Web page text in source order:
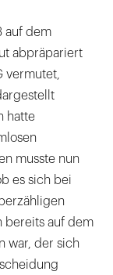
auf dem
abpräpariert
vermutet,
hatte
musste nun
es sich bei
bereits auf dem
war, der sich